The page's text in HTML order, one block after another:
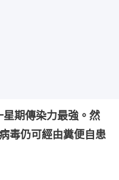
期傳染力最強。然
毒仍可經由糞便自患